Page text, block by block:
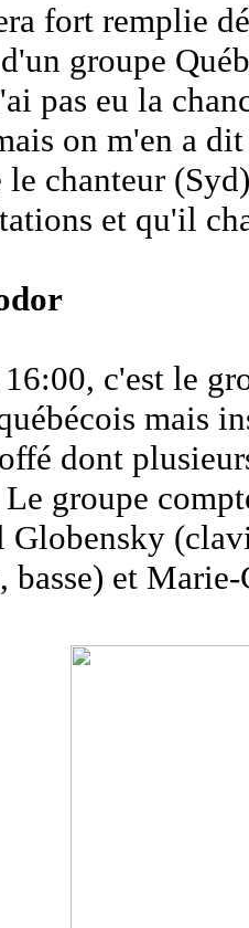
fort remplie
groupe
pas eu la
on m'en a
chanteur
et qu'il
c'est le
mais
dont
Le groupe
Globensky
basse) et